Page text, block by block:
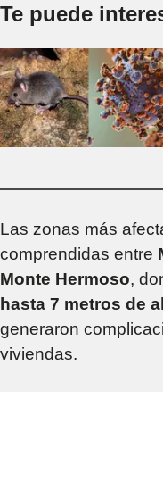
Te puede
Las zonas más
comprendidas entre
Monte Hermoso,
hasta 7 metros de
generaron
viviendas.